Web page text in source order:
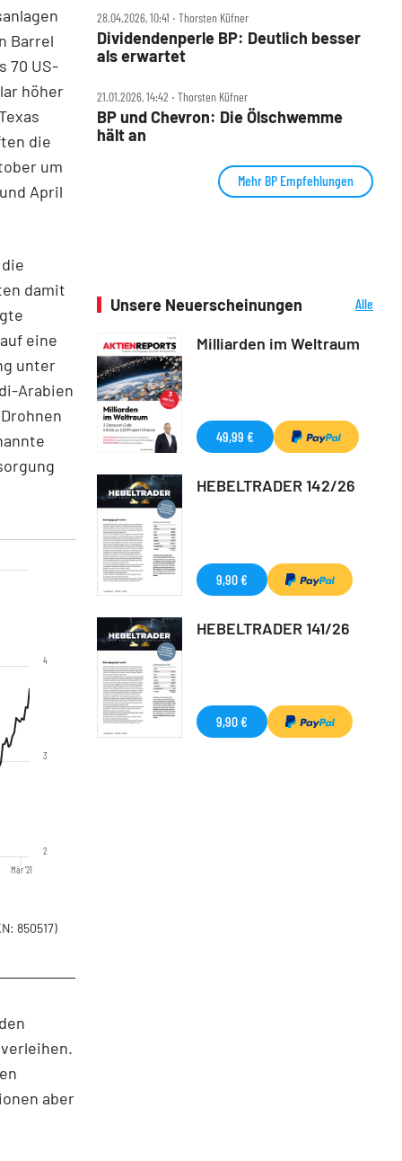
Barrel
70 US-
höher
die
um
April
damit
eine
unter
Arabien
Mär '21
2
3
4
850517)
aber
28.04.2026, 10:41 ‧ Thorsten Küfner
Dividendenperle BP: Deutlich besser
als erwartet
21.01.2026, 14:42 ‧ Thorsten Küfner
BP und Chevron: Die Ölschwemme
hält an
Mehr BP Empfehlungen
Unsere Neuerscheinungen
Alle
Milliarden im Weltraum
49,99 €
HEBELTRADER 142/26
9,90 €
HEBELTRADER 141/26
9,90 €